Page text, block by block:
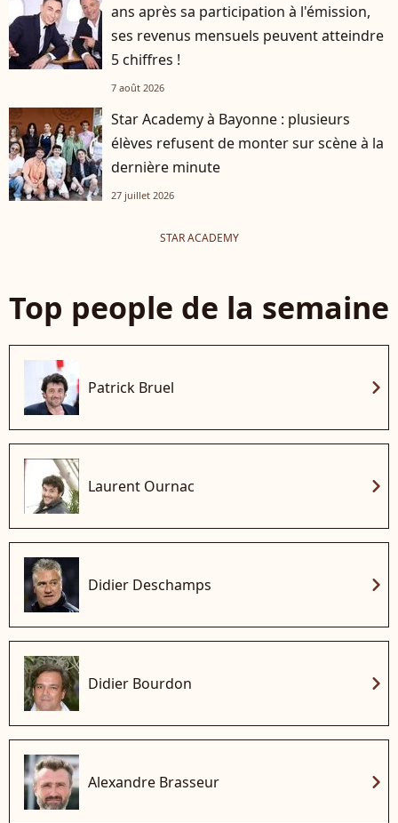
ans après sa participation à l'émission,
ses revenus mensuels peuvent atteindre
5 chiffres !
7 août 2026
Star Academy à Bayonne : plusieurs
élèves refusent de monter sur scène à la
dernière minute
27 juillet 2026
STAR ACADEMY
Top people de la semaine
Patrick Bruel chevron_right
Laurent Ournac chevron_right
Didier Deschamps chevron_right
Didier Bourdon chevron_right
Alexandre Brasseur chevron_right